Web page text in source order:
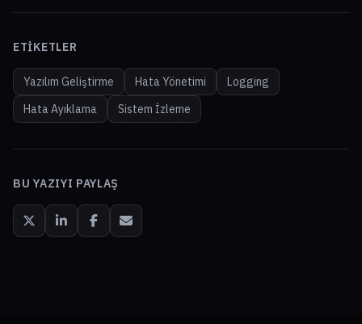
ETIKETLER
Yazılım Geliştirme Hata Yönetimi
Logging
Hata Ayıklama
Sistem İzleme
BU YAZIYI PAYLAŞ